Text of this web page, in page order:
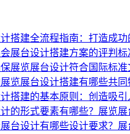
搭建全流程指南：打造成功
展台设计搭建方案的评判标
展览展台设计符合国际标准
览展台设计搭建有哪些共同
搭建的基本原则：创造吸引
的形式要素有哪些？展览
台设计有哪些设计要求？